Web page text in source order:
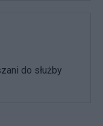
do służby